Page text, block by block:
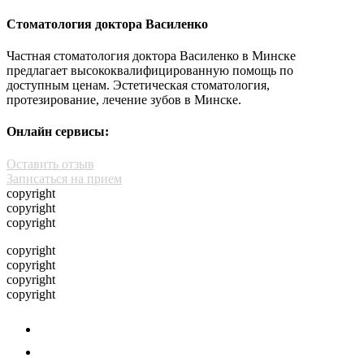
Стоматология доктора Василенко
Частная стоматология доктора Василенко в Минске
предлагает высококвалифицированную помощь по
доступным ценам. Эстетическая стоматология,
протезирование, лечение зубов в Минске.
Онлайн сервисы:
Оставить отзыв
Записаться на прием
copyright
copyright
copyright
copyright
copyright
copyright
copyright